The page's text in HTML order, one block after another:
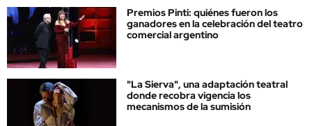
Premios Pinti: quiénes fueron los
ganadores en la celebración del teatro
comercial argentino
"La Sierva", una adaptación teatral
donde recobra vigencia los
mecanismos de la sumisión